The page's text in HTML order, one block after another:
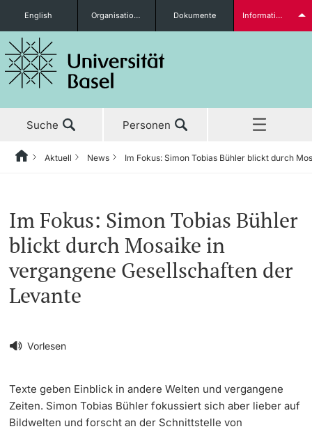
Studieninteressierte
weitere Informationen
English Organisationseinheiten Dokumente Informationen für...
Suche Personen
Aktuell
‡ ‡ ‡ ‡
News
‡ ‡ ‡ ‡
Newsletter bestellen
Ehrungen & Preise
Newsletter
Veranstaltungskalender
‡ ‡ ‡ ‡ ‡ ‡ ‡ ‡ ‡ ‡ ‡ ‡ ‡ ‡ ‡ ‡
Studium
‡ ‡ ‡ ‡ ‡ ‡ ‡ ‡ ‡ ‡ ‡ ‡ ‡ ‡ ‡ ‡ ‡ ‡ ‡ ‡ ‡ ‡ ‡ ‡ ‡ ‡ ‡ ‡ ‡ ‡ ‡ ‡ ‡ ‡ ‡ ‡ ‡ ‡ ‡ ‡
‡ ‡ ‡ ‡ ‡ ‡ ‡ ‡ ‡ ‡ ‡ ‡ ‡ ‡ ‡ ‡
‡ ‡ ‡ ‡ ‡ ‡ ‡ ‡ ‡ ‡ ‡ ‡ ‡ ‡ ‡ ‡ ‡ ‡ ‡ ‡ ‡ ‡ ‡ ‡
Weiterbildung
HomeZurückAktuell News Im Fokus: Simon Tobias Bühler blickt durch
Vorlesen
Im Fokus: Simon Tobias Bühler
blickt durch Mosaike in
vergangene Gesellschaften der
Levante
Texte geben Einblick in andere Welten und vergangene
Zeiten. Simon Tobias Bühler fokussiert sich aber lieber auf
Bildwelten und forscht an der Schnittstelle von